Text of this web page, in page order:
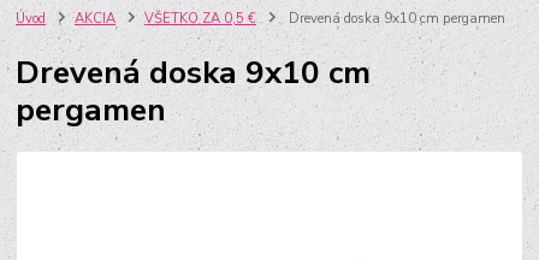
Úvod AKCIA VŠETKO ZA 0,5 € Drevená doska 9x10 cm pergamen
Drevená doska 9x10 cm
pergamen